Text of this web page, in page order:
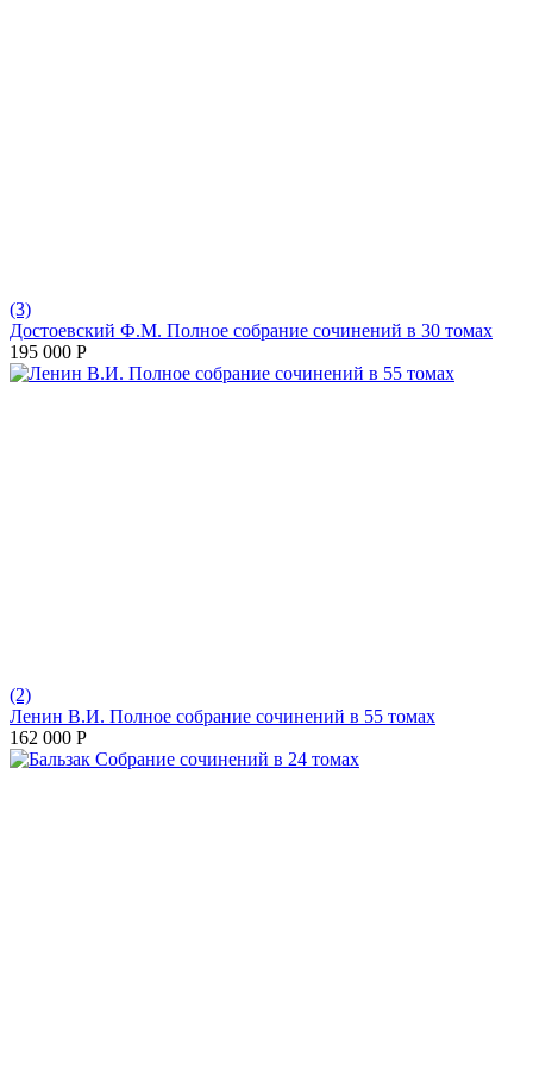
(3)
Достоевский Ф.М. Полное собрание сочинений в 30 томах
195 000 Р
(2)
Ленин В.И. Полное собрание сочинений в 55 томах
162 000 Р